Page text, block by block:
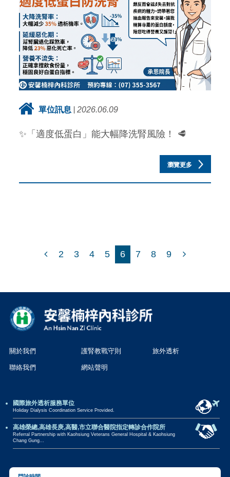
單位訊息 2026.06.09
✨「適度低蛋白」能大幅降洗腎風險！ 🥩
瀏覽更多
2 3 4 5 6 7 8 9
關於我們 護腎教戰守則 旅外透析
聯絡我們 網站聲明
國際旅外透析服務單位
Holiday Dialysis Coordination Service Provided.
高雄榮總,高雄長庚,高醫,市立聯合醫院指定轉診合作院所
Referral Partnership with Kaohsiung Veterans General Hospital & Kaohsiung
Chang Gung...